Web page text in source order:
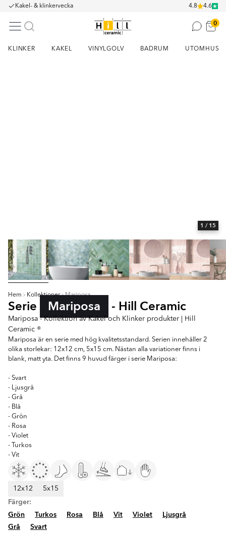
Kakel- & klinkervecka 4.8 4.6
0
KLINKER KAKEL VINYLGOLV BADRUM UTOMHUS
Hem Kollektioner Mariposa
Serie Mariposa - Hill Ceramic
Mariposa - Kollektion av Kakel och Klinker produkter | Hill
Ceramic ®
Mariposa är en serie med hög kvalitetsstandard. Serien innehåller 2
olika storlekar: 12x12 cm, 5x15 cm. Nästan alla variationer finns i
blank, matt yta. Det finns 9 huvud färger i serie Mariposa:
- Svart
- Ljusgrå
- Grå
- Blå
- Grön
- Rosa
- Violet
- Turkos
- Vit
12x12 5x15
Färger:
Grön
Turkos Rosa Blå Vit Violet
Ljusgrå
Grå
Svart
1 / 15